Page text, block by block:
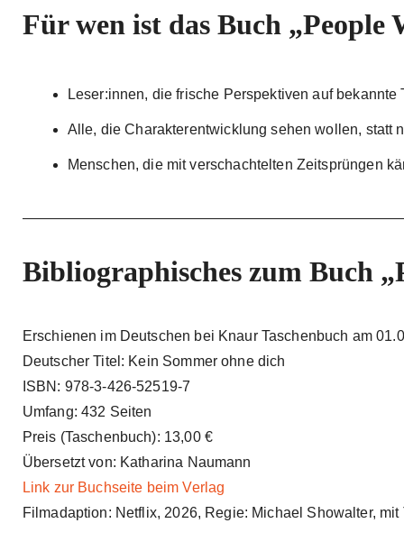
Für wen ist das Buch „People
Leser:innen, die frische Perspektiven auf bekannte
Alle, die Charakterentwicklung sehen wollen, statt
Menschen, die mit verschachtelten Zeitsprüngen
Bibliographisches zum Buch „
Erschienen im Deutschen bei Knaur Taschenbuch am
Deutscher Titel: Kein Sommer ohne dich
ISBN: 978-3-426-52519-7
Umfang: 432 Seiten
Preis (Taschenbuch): 13,00 €
Übersetzt von: Katharina Naumann
Link zur Buchseite beim Verlag
Filmadaption: Netflix, 2026, Regie: Michael Showalter,